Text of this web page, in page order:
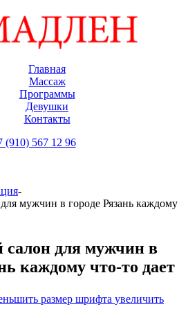
Главная
Массаж
Программы
Девушки
Контакты
(910) 567 12 96
-
мужчин в городе Рязань каждому
для мужчин в
каждому что-то дает
размер шрифта увеличить